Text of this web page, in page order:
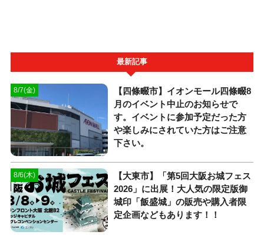
最新記事
8/7(金)
【四條畷市】イオンモール四條畷8
月のイベント中止のお知らせで
す。イベントに参加予定だった方
や楽しみにされていた方はご注意
下さい。
8/6(木)
【大東市】「第5回大阪お城フェス
2026」に出展！大人気の限定版御
城印「飯盛城」の販売や購入者限
定企画などもあります！！